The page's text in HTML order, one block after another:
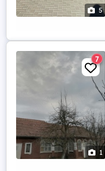
5
1
7